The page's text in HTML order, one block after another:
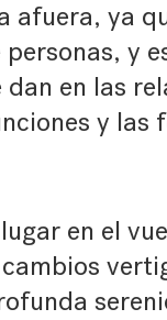
afuera, ya
y
en las
y las
en el